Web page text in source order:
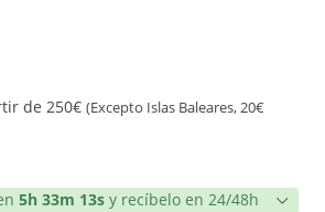
de 250€ (Excepto Islas Baleares, 20€
5h 33m 13s y recíbelo en 24/48h